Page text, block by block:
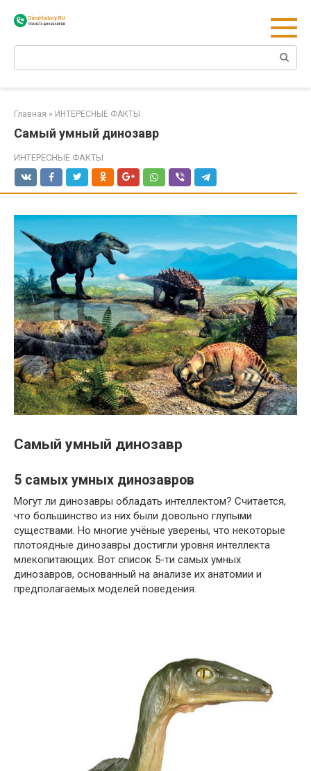
Главная » ИНТЕРЕСНЫЕ ФАКТЫ
Самый умный динозавр
ИНТЕРЕСНЫЕ ФАКТЫ
Самый умный динозавр
5 самых умных динозавров
Могут ли динозавры обладать интеллектом? Считается,
что большинство из них были довольно глупыми
существами. Но многие учёные уверены, что некоторые
плотоядные динозавры достигли уровня интеллекта
млекопитающих. Вот список 5-ти самых умных
динозавров, основанный на анализе их анатомии и
предполагаемых моделей поведения.